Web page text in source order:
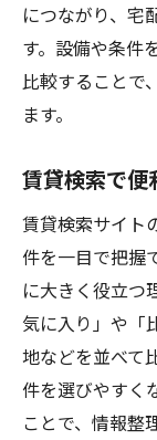
につながり、宅
す。設備や条件
比較することで
ます。
賃貸検索で便
賃貸検索サイト
件を一目で把握
に大きく役立つ
気に入り」や「
地などを並べて
件を選びやすく
ことで、情報整